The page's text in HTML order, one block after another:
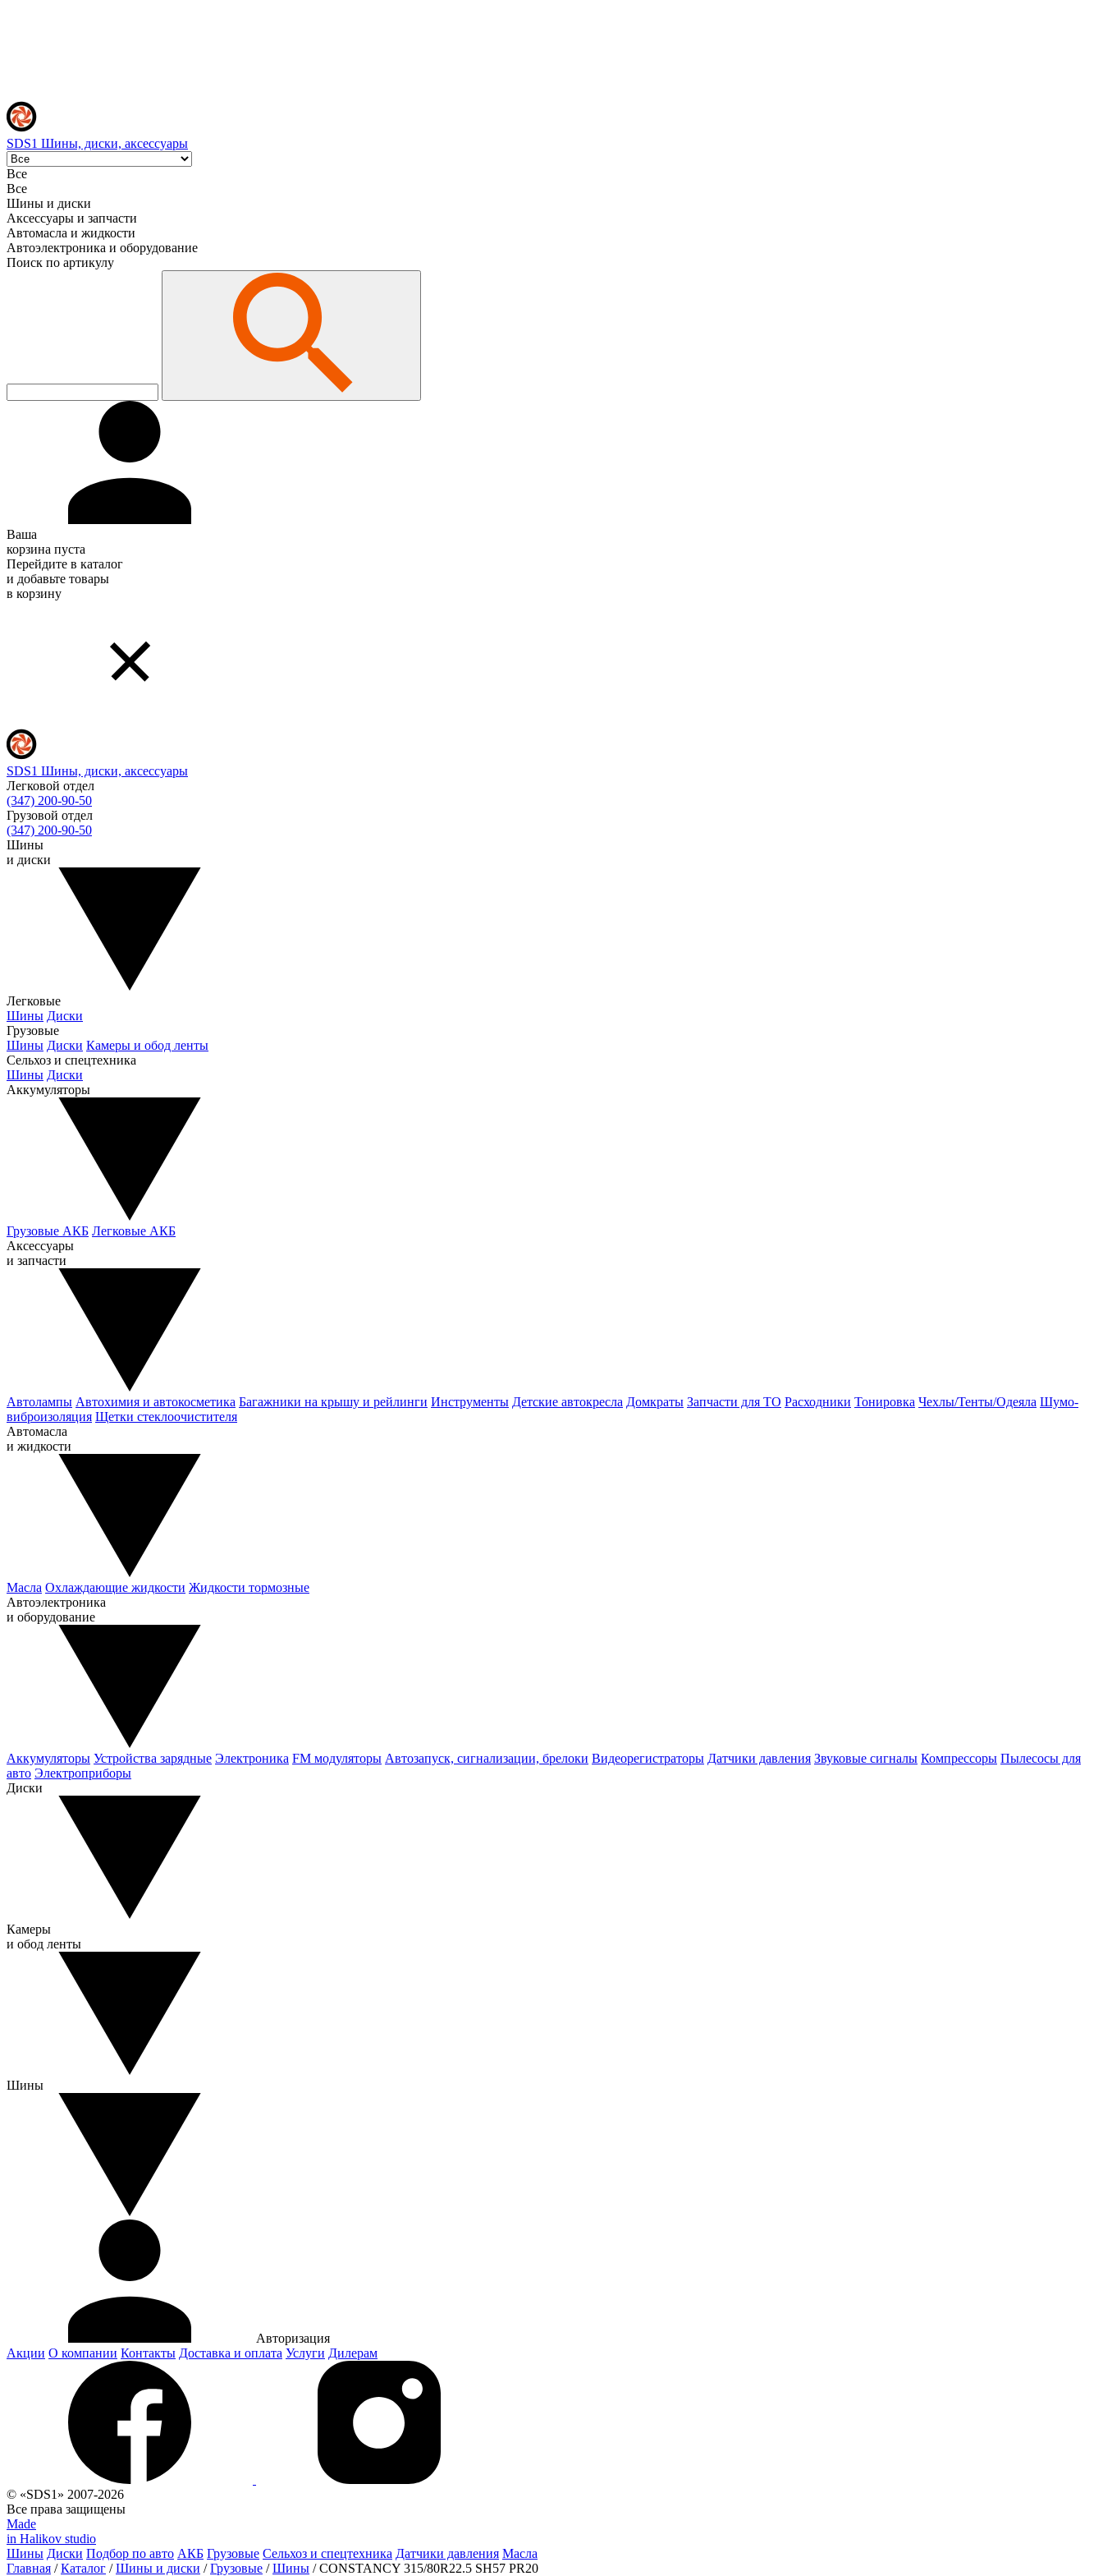
SDS1 Шины, диски, аксессуары
Все
Все
Шины и диски
Аксессуары и запчасти
Автомасла и жидкости
Автоэлектроника и оборудование
Поиск по артикулу
Ваша
корзина пуста
Перейдите в каталог
и добавьте товары
в корзину
SDS1 Шины, диски, аксессуары
Легковой отдел
(347) 200-90-50
Грузовой отдел
(347) 200-90-50
Шины
и диски
Легковые
Шины Диски
Грузовые
Шины Диски Камеры и обод ленты
Сельхоз и спецтехника
Шины Диски
Аккумуляторы
Грузовые АКБ Легковые АКБ
Аксессуары
и запчасти
Автолампы Автохимия и автокосметика Багажники на крышу и рейлинги Инструменты Детские автокресла Домкраты Запчасти для ТО Расходники Тонировка Чехлы/Тенты/Одеяла Шумо-
виброизоляция Щетки стеклоочистителя
Автомасла
и жидкости
Масла Охлаждающие жидкости Жидкости тормозные
Автоэлектроника
и оборудование
Аккумуляторы Устройства зарядные Электроника FM модуляторы Автозапуск, сигнализации, брелоки Видеорегистраторы Датчики давления Звуковые сигналы Компрессоры Пылесосы для
авто Электроприборы
Диски
Камеры
и обод ленты
Шины
Авторизация
Акции О компании Контакты Доставка и оплата Услуги Дилерам
© «SDS1» 2007-2026
Все права защищены
Made
in Halikov studio
Шины Диски Подбор по авто АКБ Грузовые Сельхоз и спецтехника Датчики давления Масла
Главная / Каталог / Шины и диски / Грузовые / Шины / CONSTANCY 315/80R22.5 SH57 PR20